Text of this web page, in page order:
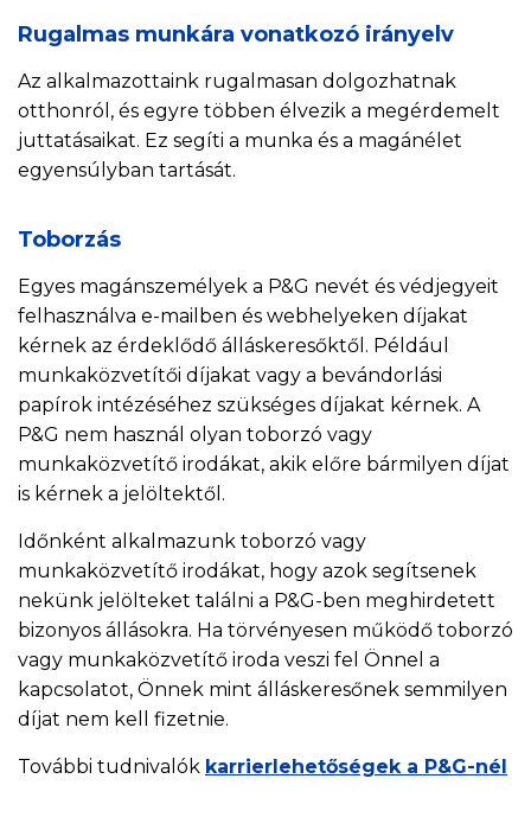
Rugalmas munkára vonatkozó irányelv
Az alkalmazottaink rugalmasan dolgozhatnak
otthonról, és egyre többen élvezik a megérdemelt
juttatásaikat. Ez segíti a munka és a magánélet
egyensúlyban tartását.
Toborzás
Egyes magánszemélyek a P&G nevét és védjegyeit
felhasználva e-mailben és webhelyeken díjakat
kérnek az érdeklődő álláskeresőktől. Például
munkaközvetítői díjakat vagy a bevándorlási
papírok intézéséhez szükséges díjakat kérnek. A
P&G nem használ olyan toborzó vagy
munkaközvetítő irodákat, akik előre bármilyen díjat
is kérnek a jelöltektől.
Időnként alkalmazunk toborzó vagy
munkaközvetítő irodákat, hogy azok segítsenek
nekünk jelölteket találni a P&G-ben meghirdetett
bizonyos állásokra. Ha törvényesen működő toborzó
vagy munkaközvetítő iroda veszi fel Önnel a
kapcsolatot, Önnek mint álláskeresőnek semmilyen
díjat nem kell fizetnie.
További tudnivalók karrierlehetőségek a P&G-nél